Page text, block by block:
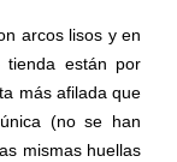
arcos lisos y en
están por
más afilada que
(no se han
mismas huellas